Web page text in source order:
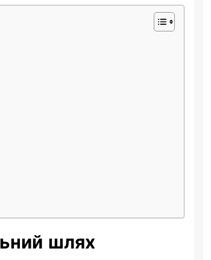
шлях